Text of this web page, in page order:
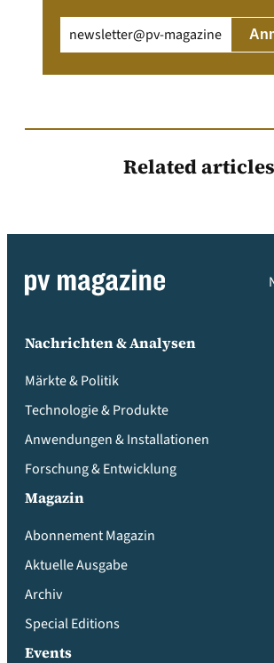
(erforderlich)
Related articles
Nachrichten & Analysen
Märkte & Politik
Technologie & Produkte
Anwendungen & Installationen
Forschung & Entwicklung
Magazin
Abonnement Magazin
Aktuelle Ausgabe
Archiv
Special Editions
Events